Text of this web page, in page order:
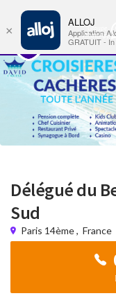
Groupe
WhatsApp
Délégué du
Sud
Paris 14ème, France
×
ALLOJ
Application
GRATUIT -